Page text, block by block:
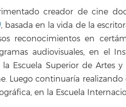
creador de cine
, basada en la vida de la
reconocimientos en
audiovisuales, en el
Escuela Superior de Artes y
Luego continuaría
en la Escuela